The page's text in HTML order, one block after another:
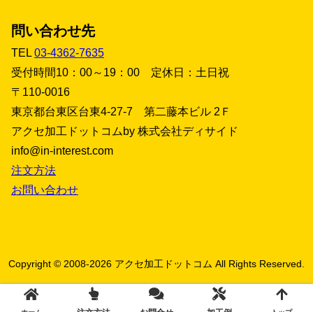
問い合わせ先
TEL 03-4362-7635
受付時間10：00～19：00 定休日：土日祝
〒110-0016
東京都台東区台東4-27-7 第二藤本ビル 2Ｆ
アクセ加工ドットコムby 株式会社ディサイド
info@in-interest.com
注文方法
お問い合わせ
Copyright © 2008-2026 アクセ加工ドットコム All Rights Reserved.